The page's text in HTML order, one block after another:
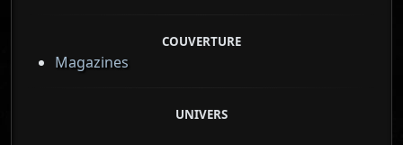
COUVERTURE
Magazines
UNIVERS